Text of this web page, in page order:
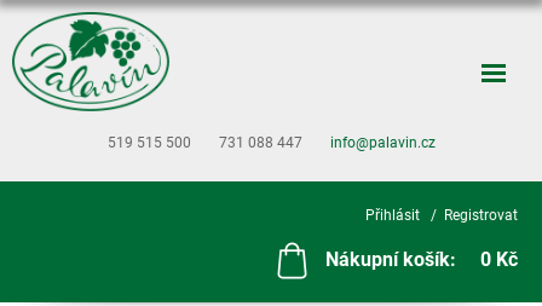
519 515 500 731 088 447 info@palavin.cz
Přihlásit Registrovat
Nákupní košík: 0 Kč